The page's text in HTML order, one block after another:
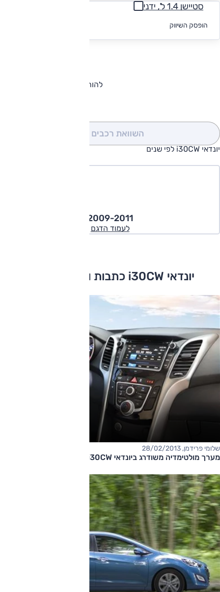
סטיישן 1.4 ל', ידני
הופסק השיווק
להורדת קטלוג יונדאי i30CW
השוואת רכבים
יונדאי i30CW לפי שנים
2009-2011
לעמוד הדגם
יונדאי i30CW כתבות ומבחני דרכים
שלומי פרידמן, 28/02/2013
מערך מולטימדיה משודרג ביונדאי i30CW